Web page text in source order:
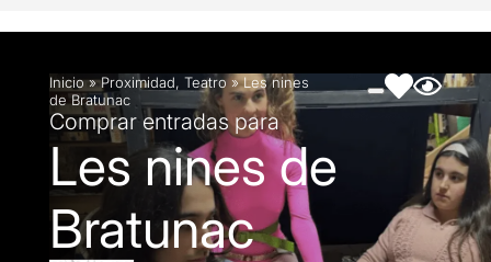
Inicio»Proximidad, Teatro»Les nines
de Bratunac
Comprar entradas para
Les nines de
Bratunac